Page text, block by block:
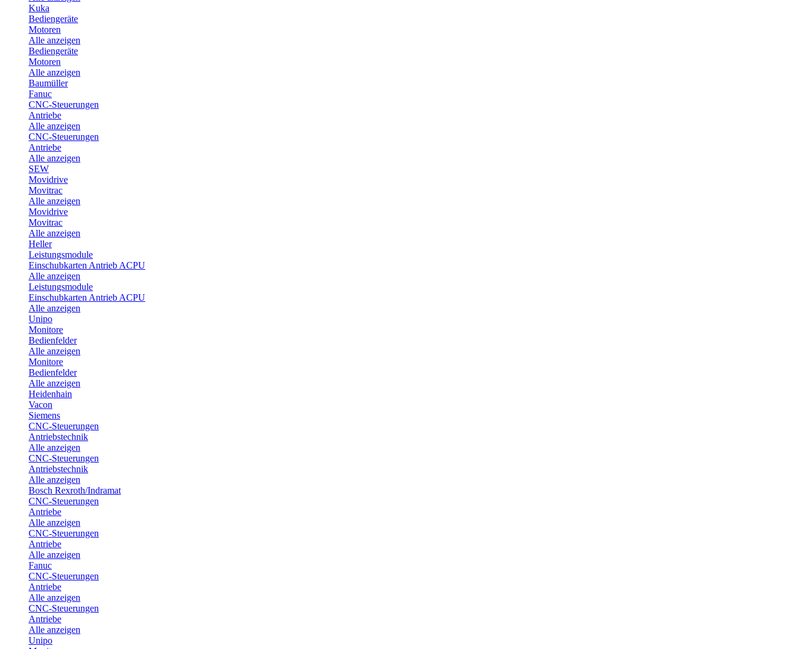
Kuka
Bediengeräte
Motoren
Alle anzeigen
Bediengeräte
Motoren
Alle anzeigen
Baumüller
Fanuc
CNC-Steuerungen
Antriebe
Alle anzeigen
CNC-Steuerungen
Antriebe
Alle anzeigen
SEW
Movidrive
Movitrac
Alle anzeigen
Movidrive
Movitrac
Alle anzeigen
Heller
Leistungsmodule
Einschubkarten Antrieb ACPU
Alle anzeigen
Leistungsmodule
Einschubkarten Antrieb ACPU
Alle anzeigen
Unipo
Monitore
Bedienfelder
Alle anzeigen
Monitore
Bedienfelder
Alle anzeigen
Heidenhain
Vacon
Siemens
CNC-Steuerungen
Antriebstechnik
Alle anzeigen
CNC-Steuerungen
Antriebstechnik
Alle anzeigen
Bosch Rexroth/Indramat
CNC-Steuerungen
Antriebe
Alle anzeigen
CNC-Steuerungen
Antriebe
Alle anzeigen
Fanuc
CNC-Steuerungen
Antriebe
Alle anzeigen
CNC-Steuerungen
Antriebe
Alle anzeigen
Unipo